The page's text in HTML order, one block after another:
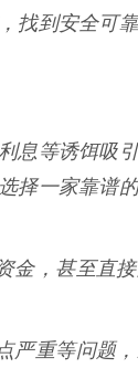
找到安全可
息等诱饵吸
择一家靠谱
金，甚至直
严重等问题